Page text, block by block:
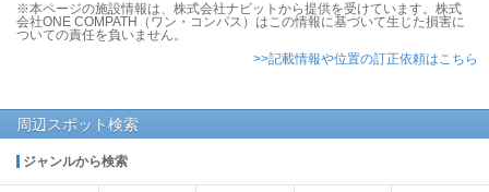
※本ページの施設情報は、株式会社ナビットから提供を受けています。株式
会社ONE COMPATH（ワン・コンパス）はこの情報に基づいて生じた損害に
ついての責任を負いません。
>>記載情報や位置の訂正依頼はこちら
周辺スポット検索
ジャンルから検索